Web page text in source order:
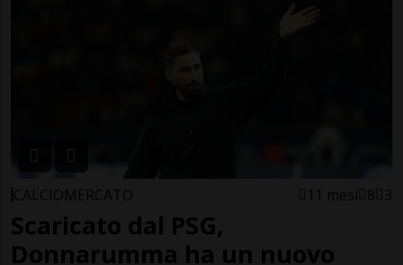
CALCIOMERCATO 11 mesi 8 3
Scaricato dal PSG,
Donnarumma ha un nuovo